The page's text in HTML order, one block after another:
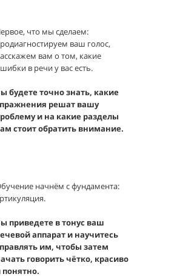
что мы сделаем:
ваш голос,
вам о том, какие
в речи у вас есть.
будете точно знать, какие
решат вашу
и на какие разделы
стоит обратить внимание.
начнём с фундамента:
приведете в тонус ваш
аппарат и научитесь
им, чтобы затем
говорить чётко, красиво
понятно.